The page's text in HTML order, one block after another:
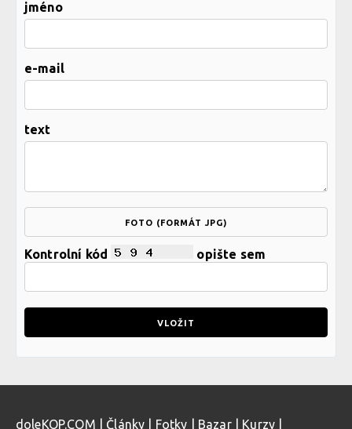
jméno
e-mail
text
FOTO (FORMÁT JPG)
Kontrolní kód opište sem
doleKOP.COM Články Fotky Bazar| Kurzy